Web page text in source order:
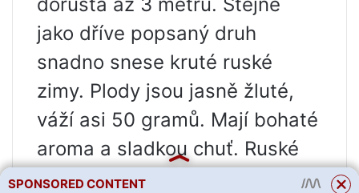
jako dříve popsaný druh
snadno snese kruté ruské
zimy. Plody jsou jasně žluté,
váží asi 50 gramů. Mají bohaté
aroma a sladkou chuť. Ruské
ovoce se nepoužívá ke
SPONSORED CONTENT